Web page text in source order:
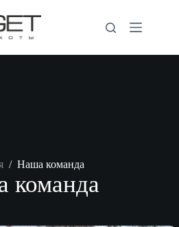
/ Наша команда
команда